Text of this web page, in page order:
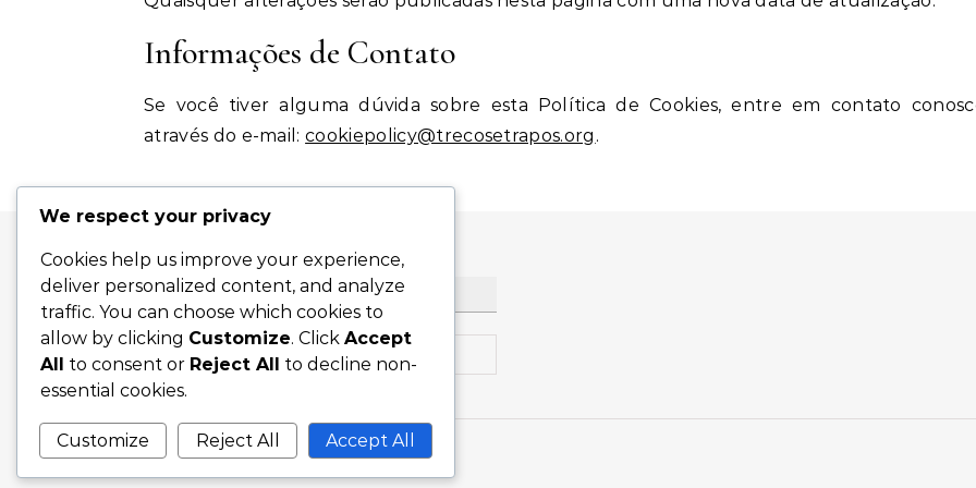
Informações de Contato
Se você tiver alguma dúvida sobre esta Política de Cookies, entre em contato
através do e-mail:cookiepolicy@trecosetrapos.org .
PESQUISAR
Search for:
Graceful Theme byOptima Themes
We respect your privacy
Cookies help us improve your experience,
deliver personalized content, and analyze
traffic. You can choose which cookies to
allow by clicking Customize. Click Accept
All
to consent or Reject All
to decline non-
essential cookies.
Customize Reject All Accept All